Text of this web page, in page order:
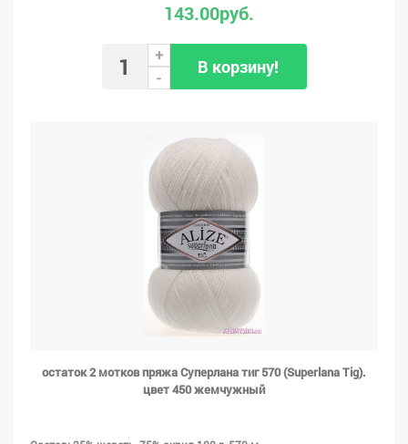
143.00руб.
+
-
В корзину!
остаток 2 мотков пряжа Суперлана тиг 570 (Superlana Tig).
цвет 450 жемчужный